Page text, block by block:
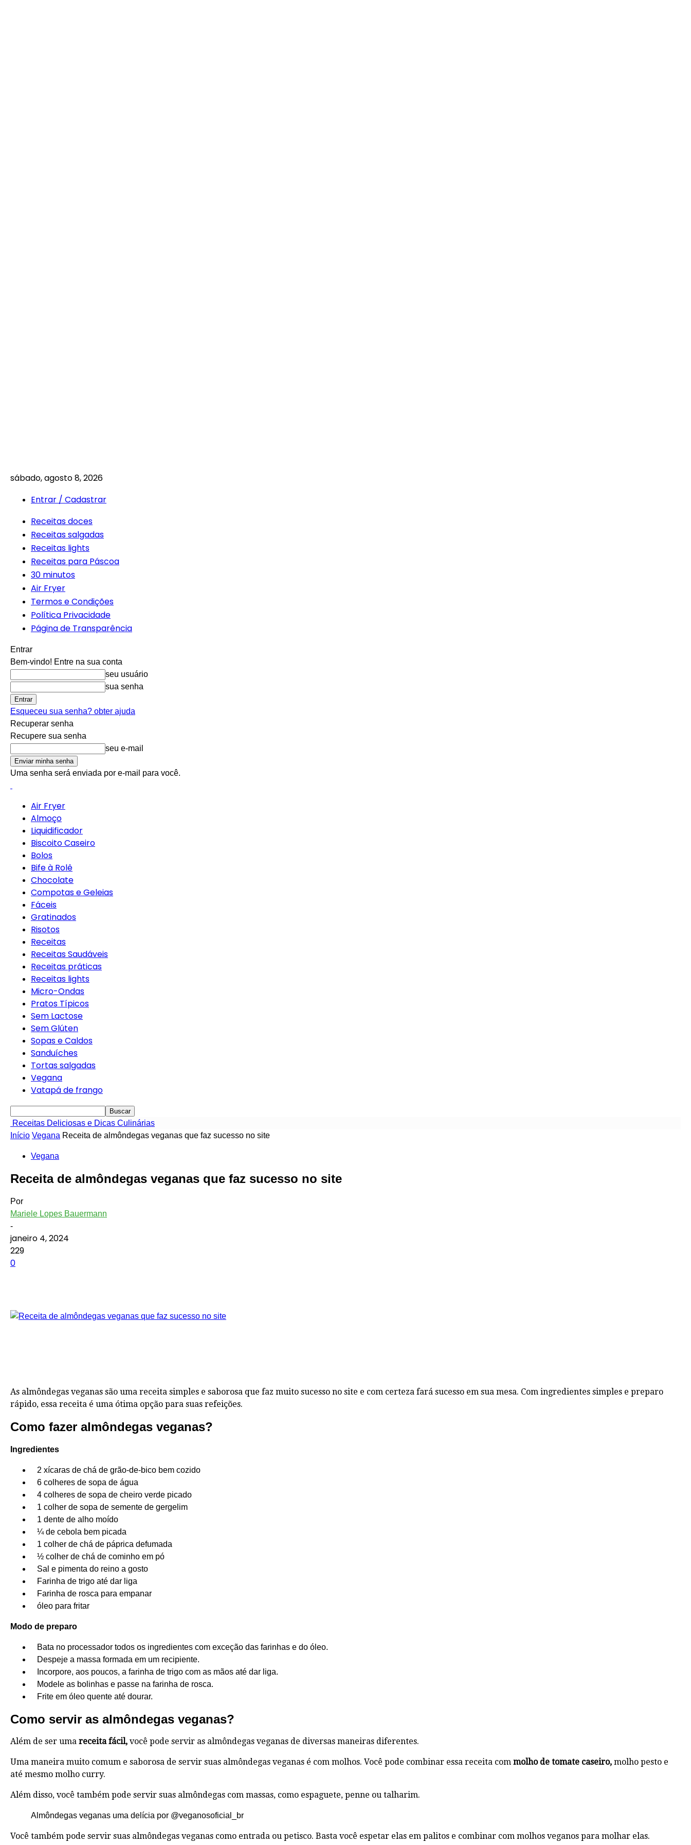
sábado, agosto 8, 2026
Entrar / Cadastrar
Receitas doces
Receitas salgadas
Receitas lights
Receitas para Páscoa
30 minutos
Air Fryer
Termos e Condições
Política Privacidade
Página de Transparência
Entrar
Bem-vindo! Entre na sua conta
seu usuário
sua senha
Esqueceu sua senha? obter ajuda
Recuperar senha
Recupere sua senha
seu e-mail
Uma senha será enviada por e-mail para você.
Air Fryer
Almoço
Liquidificador
Biscoito Caseiro
Bolos
Bife à Rolê
Chocolate
Compotas e Geleias
Fáceis
Gratinados
Risotos
Receitas
Receitas Saudáveis
Receitas práticas
Receitas lights
Micro-Ondas
Pratos Típicos
Sem Lactose
Sem Glúten
Sopas e Caldos
Sanduíches
Tortas salgadas
Vegana
Vatapá de frango
Receitas Deliciosas e Dicas Culinárias
Início Vegana Receita de almôndegas veganas que faz sucesso no site
Vegana
Receita de almôndegas veganas que faz sucesso no site
Por
Mariele Lopes Bauermann
-
janeiro 4, 2024
229
0
As almôndegas veganas são uma receita simples e saborosa que faz muito sucesso no site e com certeza fará sucesso em sua mesa. Com ingredientes simples e preparo
rápido, essa receita é uma ótima opção para suas refeições.
Como fazer almôndegas veganas?
Ingredientes
2 xícaras de chá de grão-de-bico bem cozido
6 colheres de sopa de água
4 colheres de sopa de cheiro verde picado
1 colher de sopa de semente de gergelim
1 dente de alho moído
¼ de cebola bem picada
1 colher de chá de páprica defumada
½ colher de chá de cominho em pó
Sal e pimenta do reino a gosto
Farinha de trigo até dar liga
Farinha de rosca para empanar
óleo para fritar
Modo de preparo
Bata no processador todos os ingredientes com exceção das farinhas e do óleo.
Despeje a massa formada em um recipiente.
Incorpore, aos poucos, a farinha de trigo com as mãos até dar liga.
Modele as bolinhas e passe na farinha de rosca.
Frite em óleo quente até dourar.
Como servir as almôndegas veganas?
Além de ser uma receita fácil, você pode servir as almôndegas veganas de diversas maneiras diferentes.
Uma maneira muito comum e saborosa de servir suas almôndegas veganas é com molhos. Você pode combinar essa receita com molho de tomate caseiro, molho pesto e
até mesmo molho curry.
Além disso, você também pode servir suas almôndegas com massas, como espaguete, penne ou talharim.
Almôndegas veganas uma delícia por @veganosoficial_br
Você também pode servir suas almôndegas veganas como entrada ou petisco. Basta você espetar elas em palitos e combinar com molhos veganos para molhar elas.